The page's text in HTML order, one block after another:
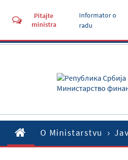
Pitajte
ministra
Informator o
radu
O Ministarstvu